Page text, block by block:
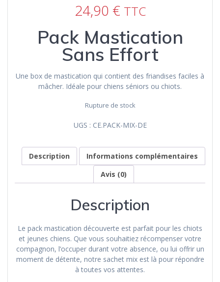
24,90 € TTC
Pack Mastication
Sans Effort
Une box de mastication qui contient des friandises faciles à
mâcher. Idéale pour chiens séniors ou chiots.
Rupture de stock
UGS : CE.PACK-MIX-DE
Description
Informations complémentaires
Avis (0)
Description
Le pack mastication découverte est parfait pour les chiots
et jeunes chiens. Que vous souhaitiez récompenser votre
compagnon, l’occuper durant votre absence, ou lui offrir un
moment de détente, notre sachet mix est là pour répondre
à toutes vos attentes.